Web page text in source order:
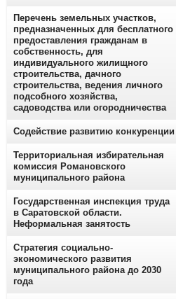
Перечень земельных участков,
предназначенных для бесплатного
предоставления гражданам в
собственность, для
индивидуального жилищного
строительства, дачного
строительства, ведения личного
подсобного хозяйства,
садоводства или огородничества
Содействие развитию конкуренции
Территориальная избирательная
комиссия Романовского
муниципального района
Государственная инспекция труда
в Саратовской области.
Неформальная занятость
Стратегия социально-
экономического развития
муниципального района до 2030
года